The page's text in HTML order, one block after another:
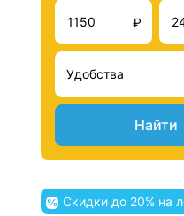
₽
Удобства
Найти
Скидки до 20% на